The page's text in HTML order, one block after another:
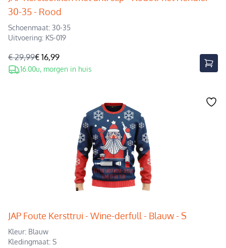
30-35 - Rood
Schoenmaat: 30-35
Uitvoering: KS-019
€ 29,99€ 16,99
16.00u, morgen in huis
JAP Foute Kersttrui - Wine-derfull - Blauw - S
Kleur: Blauw
Kledingmaat: S